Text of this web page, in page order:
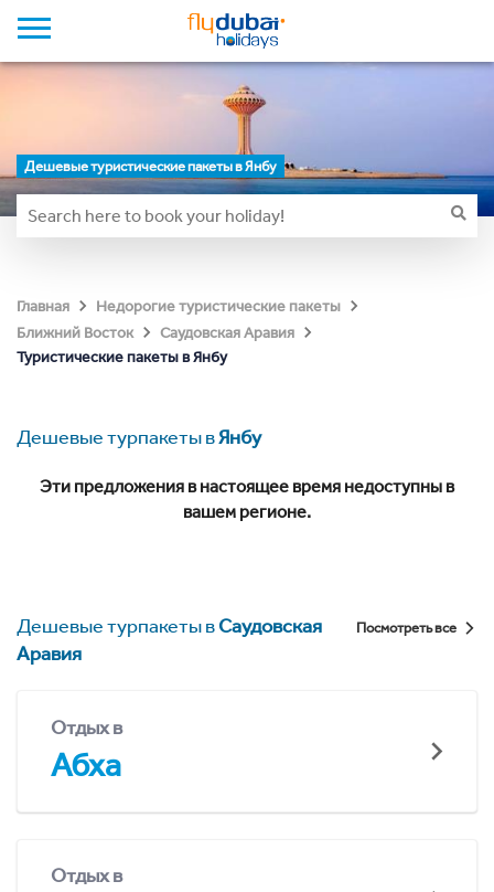
Дешевые туристические пакеты в Янбу
Главная
Недорогие туристические пакеты
Ближний Восток
Саудовская Аравия
Туристические пакеты в Янбу
Дешевые турпакеты вЯнбу
Эти предложения в настоящее время недоступны в
вашем регионе.
Дешевые турпакеты вСаудовская
Аравия
Посмотреть все
Отдых в
Абха
Отдых в